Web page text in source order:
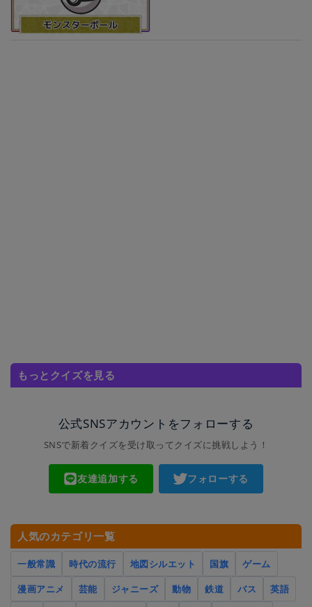
もっとクイズを見る
公式SNSアカウントをフォローする
SNSで新着クイズを受け取ってクイズに挑戦しよう！
友達追加する フォローする
人気のカテゴリ一覧
一般常識 時代の流行 地図シルエット 国旗
ゲーム
漫画アニメ
芸能 ジャニーズ 動物 鉄道 バス
英語